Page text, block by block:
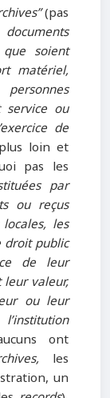
(pas
documents
soient
matériel,
ou
de
loin et
pas les
par
ou reçus
les
droit public
de leur
valeur,
ou leur
ont
les
un